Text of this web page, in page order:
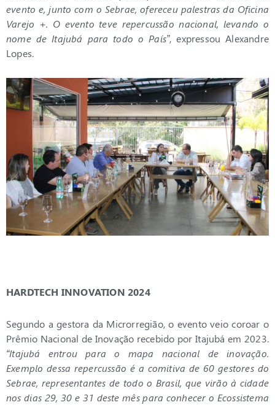
evento e, junto com o Sebrae, ofereceu palestras da Oficina
Varejo +. O evento teve repercussão nacional, levando o
nome de Itajubá para todo o País”, expressou Alexandre
Lopes.
HARDTECH INNOVATION 2024
Segundo a gestora da Microrregião, o evento veio coroar o
Prêmio Nacional de Inovação recebido por Itajubá em 2023.
“Itajubá entrou para o mapa nacional de inovação.
Exemplo dessa repercussão é a comitiva de 60 gestores do
Sebrae, representantes de todo o Brasil, que virão à cidade
nos dias 29, 30 e 31 deste mês para conhecer o Ecossistema